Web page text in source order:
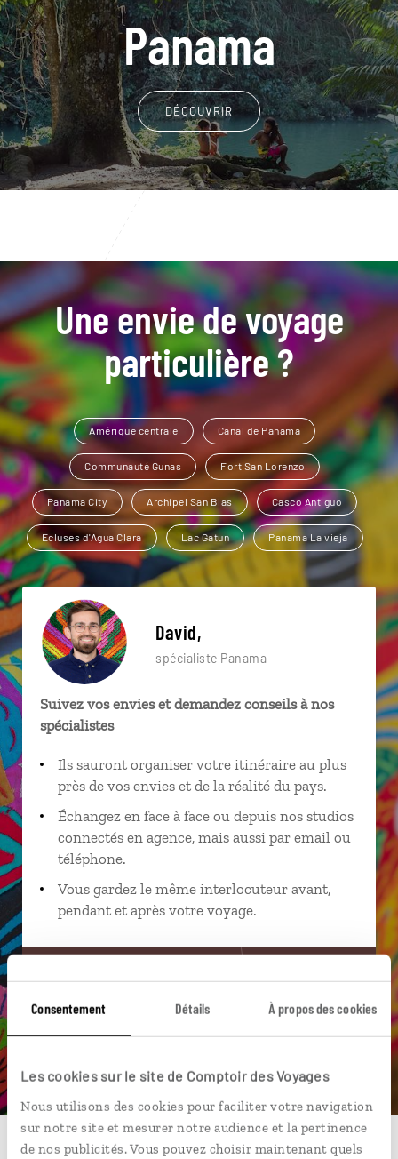
Consentement Détails À propos des cookies
Les cookies sur le site de Comptoir des Voyages
Nous utilisons des cookies pour faciliter votre navigation
sur notre site et mesurer notre audience et la pertinence
de nos publicités. Vous pouvez choisir maintenant quels
Panama
DÉCOUVRIR
Une envie de voyage
particulière ?
Amérique centrale Canal de Panama
Communauté Gunas Fort San Lorenzo
Panama City Archipel San Blas Casco Antiguo
Ecluses d'Agua Clara Lac Gatun Panama La vieja
David,
spécialiste Panama
Suivez vos envies et demandez conseils à nos
spécialistes
Ils sauront organiser votre itinéraire au plus
près de vos envies et de la réalité du pays.
Échangez en face à face ou depuis nos studios
connectés en agence, mais aussi par email ou
téléphone.
Vous gardez le même interlocuteur avant,
pendant et après votre voyage.
DEMANDER UN DEVIS
Construisez votre voyage avec un spécialiste Panama
01 83 64 79 23
Du lundi au samedi de 09h30 à 18h30